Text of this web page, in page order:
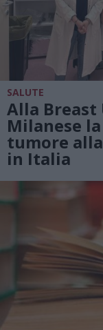
SALUTE
Alla Breast
Milanese
tumore
in Italia